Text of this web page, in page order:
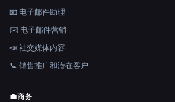
📧 电子邮件助理
✉️ 电子邮件营销
📣 社交媒体内容
📞 销售推广和潜在客户
💼商务